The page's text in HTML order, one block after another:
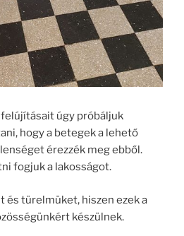
úgy próbáljuk
hogy a betegek a lehető
érezzék meg ebből.
fogjuk a lakosságot.
és türelmüket, hiszen ezek a
készülnek.